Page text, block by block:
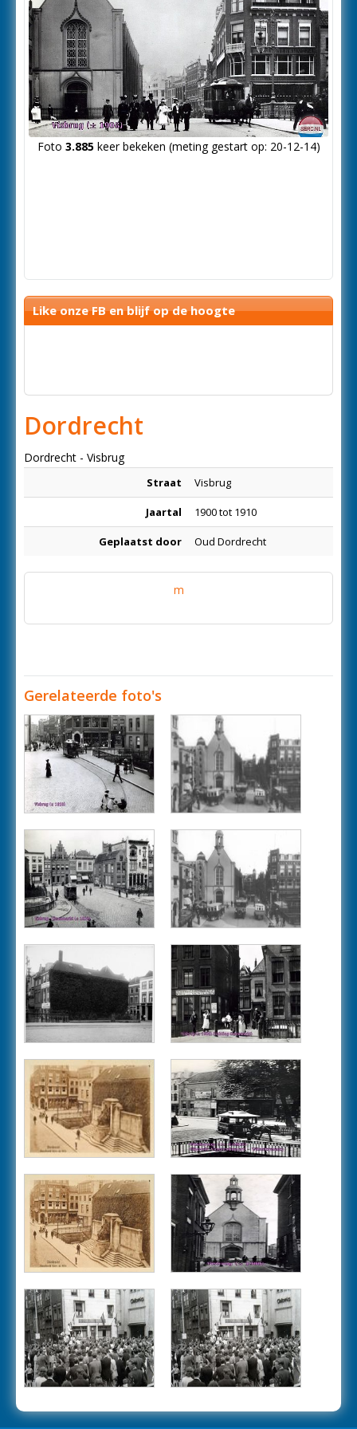
Foto 3.885keer bekeken (meting gestart op: 20-12-14)
Like onze FB en blijf op de hoogte
Dordrecht
Dordrecht - Visbrug
Straat Visbrug
Jaartal 1900 tot 1910
Geplaatst door Oud Dordrecht
m
Gerelateerde foto's